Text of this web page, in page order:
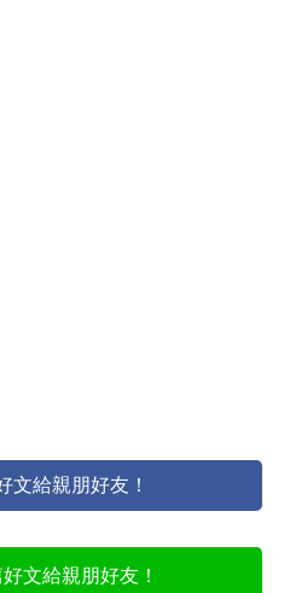
給親朋好友！
文給親朋好友！